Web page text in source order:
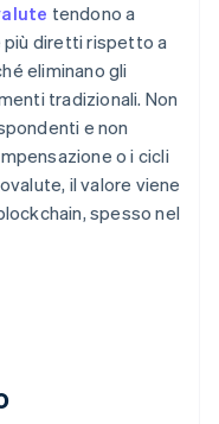
tendono a
più diretti rispetto a
eliminano gli
tradizionali. Non
e non
o i cicli
il valore viene
spesso nel